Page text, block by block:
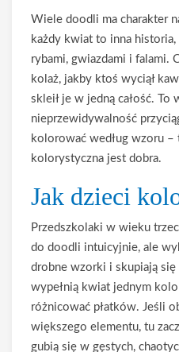
Wiele doodli ma charakter
każdy kwiat to inna
rybami, gwiazdami i falami.
kolaż, jakby ktoś wyciął
skleił je w jedną całość. To
nieprzewidywalność
kolorować według wzoru –
kolorystyczna jest dobra.
Jak dzieci
Przedszkolaki w wieku
do doodli intuicyjnie, ale
drobne wzorki i skupiają się
wypełnią kwiat jednym
różnicować płatków. Jeśli
większego elementu, tu
gubią się w gęstych,